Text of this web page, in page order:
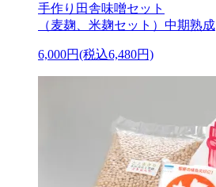
手作り田舎味噌セット
（麦麹、米麹セット）中期熟成
6,000円(税込6,480円)